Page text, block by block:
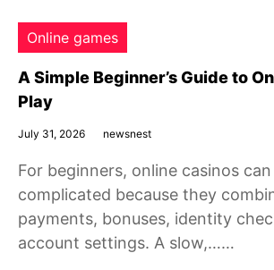
Online games
A Simple Beginner’s Guide to
Play
July 31, 2026 newsnest
For beginners, online casinos can
complicated because they
payments, bonuses, identity
account settings. A slow,……